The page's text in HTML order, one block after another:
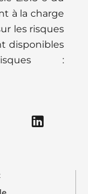
à la charge
les risques
disponibles
: